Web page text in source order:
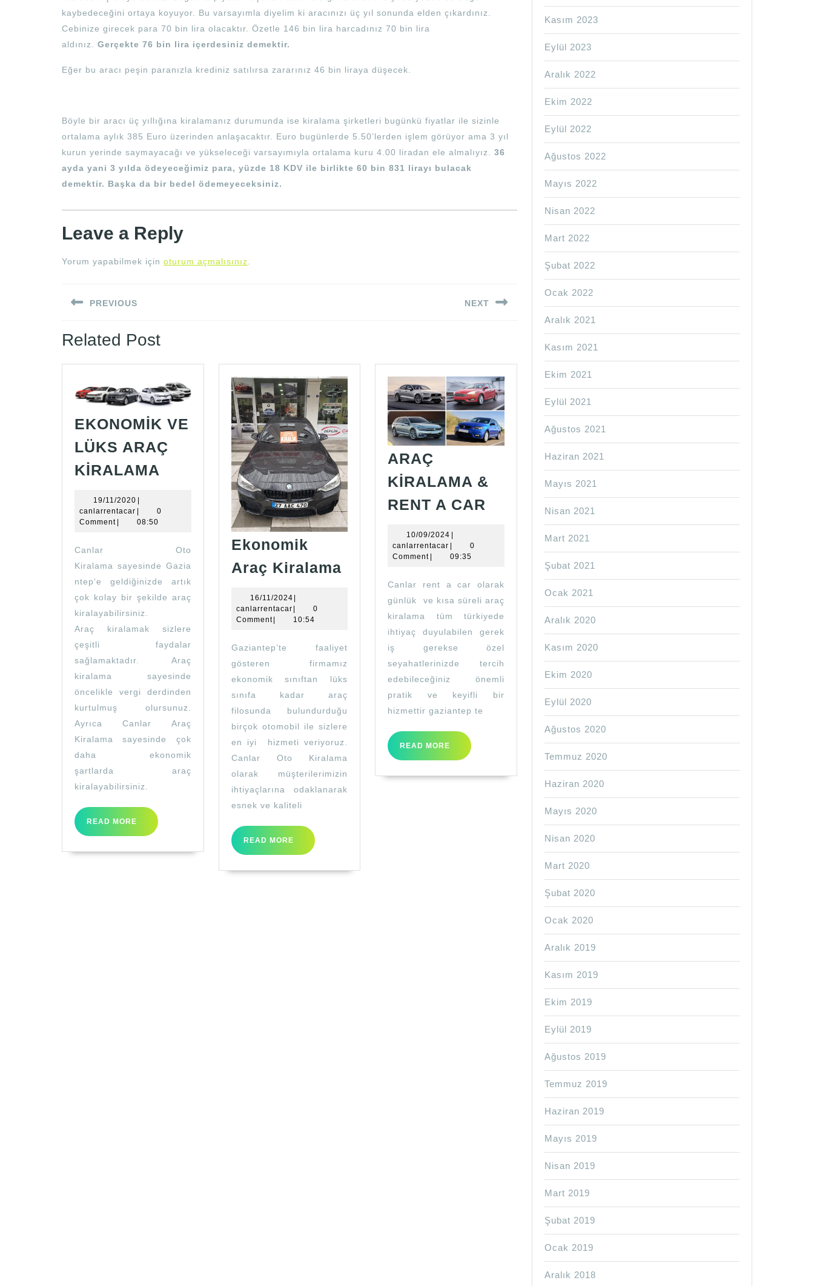
kaybedeceğini ortaya koyuyor. Bu varsayımla diyelim ki aracınızı üç yıl sonunda elden çıkardınız.
Cebinize girecek para 70 bin lira olacaktır. Özetle 146 bin lira harcadınız 70 bin lira
aldınız. Gerçekte 76 bin lira içerdesiniz demektir.
Eğer bu aracı peşin paranızla krediniz satılırsa zararınız 46 bin liraya düşecek.
Böyle bir aracı üç yıllığına kiralamanız durumunda ise kiralama şirketleri bugünkü fiyatlar ile sizinle
ortalama aylık 385 Euro üzerinden anlaşacaktır. Euro bugünlerde 5.50’lerden işlem görüyor ama 3 yıl
kurun yerinde saymayacağı ve yükseleceği varsayımıyla ortalama kuru 4.00 liradan ele almalıyız. 36
ayda yani 3 yılda ödeyeceğimiz para, yüzde 18 KDV ile birlikte 60 bin 831 lirayı bulacak
demektir. Başka da bir bedel ödemeyeceksiniz.
Leave a Reply
Yorum yapabilmek için oturum açmalısınız
gezinmesi
PREVIOUS
post:
NEXT
Related Post
EKONOMİK VE
LÜKS ARAÇ
KİRALAMA EKONOMİK
KİRALAMA
19/11/2020 19/11/2020
|
canlarrentacar canlarrentacar
|
0
Comment | 08:50
Canlar Oto
Kiralama sayesinde Gazia
ntep‘e geldiğinizde artık
çok kolay bir şekilde araç
kiralayabilirsiniz.
Araç kiralamak sizlere
çeşitli faydalar
sağlamaktadır. Araç
kiralama sayesinde
öncelikle vergi derdinden
kurtulmuş olursunuz.
Ayrıca Canlar Araç
Kiralama sayesinde çok
daha ekonomik
şartlarda araç
kiralayabilirsiniz.
READ MORE
READ
MORE
Ekonomik
Araç Kiralama Ekonomik
Kiralama
16/11/202416/11/2024
canlarrentacarcanlarrentacar
0
Comment
10:54
Gaziantep’te faaliyet
gösteren firmamız
ekonomik sınıftan lüks
sınıfa kadar araç
filosunda bulundurduğu
birçok otomobil ile sizlere
en iyi hizmeti veriyoruz.
Canlar Oto Kiralama
olarak müşterilerimizin
ihtiyaçlarına odaklanarak
esnek ve kaliteli
READ MORE
READ
MORE
ARAÇ
KİRALAMA &
RENT A CAR
KİRALAMA
CAR
10/09/2024 10/09/2024
|
canlarrentacar canlarrentacar
|
0
Comment | 09:35
Canlar rent a car olarak
günlük ve kısa süreli araç
kiralama tüm türkiyede
ihtiyaç duyulabilen gerek
iş gerekse özel
seyahatlerinizde tercih
edebileceğiniz önemli
pratik ve keyifli bir
hizmettir gaziantep te
READ MORE
READ
MORE
Kasım 2023
Eylül 2023
Aralık 2022
Ekim 2022
Eylül 2022
Ağustos 2022
Mayıs 2022
Nisan 2022
Mart 2022
Şubat 2022
Ocak 2022
Aralık 2021
Kasım 2021
Ekim 2021
Eylül 2021
Ağustos 2021
Haziran 2021
Mayıs 2021
Nisan 2021
Mart 2021
Şubat 2021
Ocak 2021
Aralık 2020
Kasım 2020
Ekim 2020
Eylül 2020
Ağustos 2020
Temmuz 2020
Haziran 2020
Mayıs 2020
Nisan 2020
Mart 2020
Şubat 2020
Ocak 2020
Aralık 2019
Kasım 2019
Ekim 2019
Eylül 2019
Ağustos 2019
Temmuz 2019
Haziran 2019
Mayıs 2019
Nisan 2019
Mart 2019
Şubat 2019
Ocak 2019
Aralık 2018